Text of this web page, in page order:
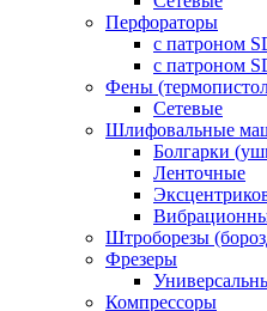
Перфораторы
с патроном
с патроном
Фены
Сетевые
Шлифовальные
Болгарки
Ленточные
Штроборезы
Фрезеры
Компрессоры